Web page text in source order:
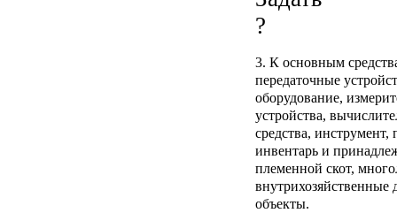
3. К основным
передаточные
оборудование,
устройства,
средства,
инвентарь и
племенной скот,
внутрихозяйственные
объекты.